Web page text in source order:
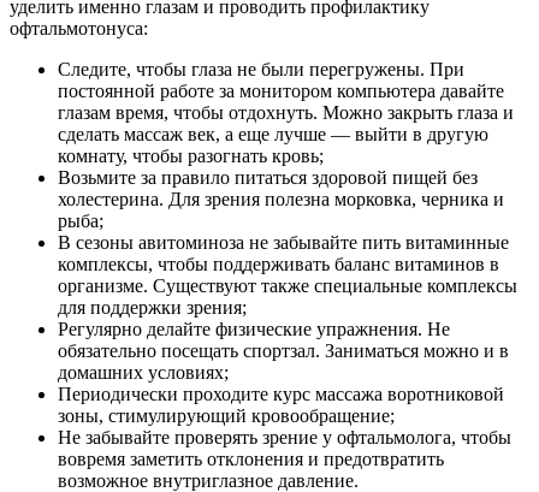
уделить именно глазам и проводить профилактику
офтальмотонуса:
Следите, чтобы глаза не были перегружены. При
постоянной работе за монитором компьютера давайте
глазам время, чтобы отдохнуть. Можно закрыть глаза и
сделать массаж век, а еще лучше — выйти в другую
комнату, чтобы разогнать кровь;
Возьмите за правило питаться здоровой пищей без
холестерина. Для зрения полезна морковка, черника и
рыба;
В сезоны авитоминоза не забывайте пить витаминные
комплексы, чтобы поддерживать баланс витаминов в
организме. Существуют также специальные комплексы
для поддержки зрения;
Регулярно делайте физические упражнения. Не
обязательно посещать спортзал. Заниматься можно и в
домашних условиях;
Периодически проходите курс массажа воротниковой
зоны, стимулирующий кровообращение;
Не забывайте проверять зрение у офтальмолога, чтобы
вовремя заметить отклонения и предотвратить
возможное внутриглазное давление.